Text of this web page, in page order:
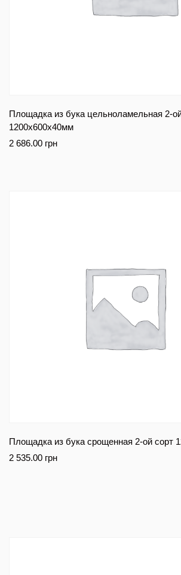
Площадка из бука цельноламельная 2-
1200х600х40мм
2 686.00 грн
Площадка из бука срощенная 2-ой сорт
2 535.00 грн